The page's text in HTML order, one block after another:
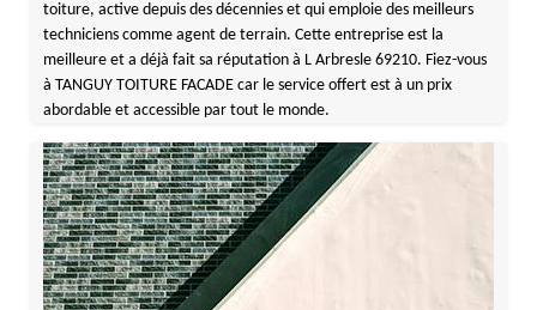
toiture, active depuis des décennies et qui emploie des meilleurs
techniciens comme agent de terrain. Cette entreprise est la
meilleure et a déjà fait sa réputation à L Arbresle 69210. Fiez-vous
à TANGUY TOITURE FACADE car le service offert est à un prix
abordable et accessible par tout le monde.